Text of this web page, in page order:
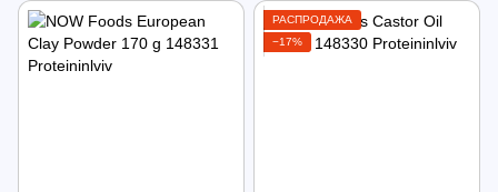
РАСПРОДАЖА
−17%